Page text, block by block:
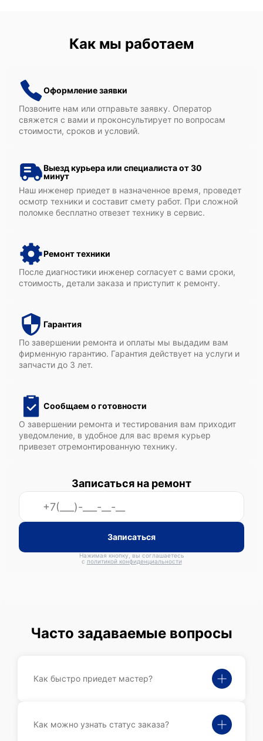
Как мы работаем
Оформление заявки
Позвоните нам или отправьте заявку. Оператор
свяжется с вами и проконсультирует по вопросам
стоимости, сроков и условий.
Выезд курьера или специалиста от 30
минут
Наш инженер приедет в назначенное время, проведет
осмотр техники и составит смету работ. При сложной
поломке бесплатно отвезет технику в сервис.
Ремонт техники
После диагностики инженер согласует с вами сроки,
стоимость, детали заказа и приступит к ремонту.
Гарантия
По завершении ремонта и оплаты мы выдадим вам
фирменную гарантию. Гарантия действует на услуги и
запчасти до 3 лет.
Сообщаем о готовности
О завершении ремонта и тестирования вам приходит
уведомление, в удобное для вас время курьер
привезет отремонтированную технику.
Записаться на ремонт
Записаться
Нажимая кнопку, вы соглашаетесь
с политикой конфиденциальности
Часто задаваемые вопросы
Как быстро приедет мастер?
Как можно узнать статус заказа?